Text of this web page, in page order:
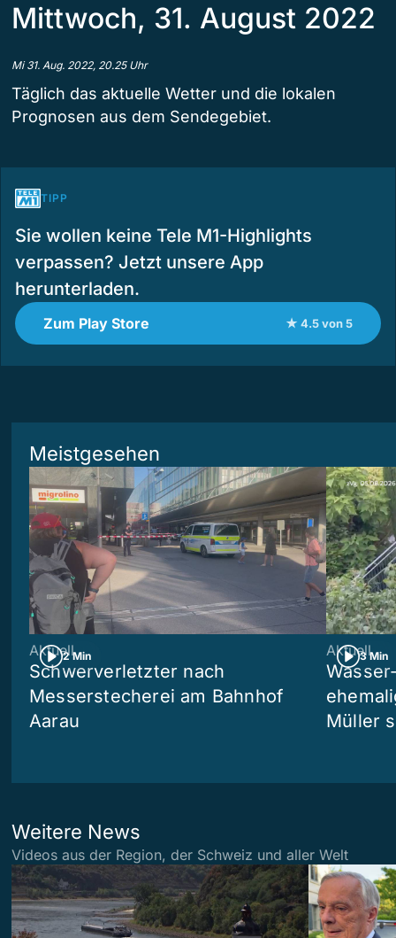
Mittwoch, 31. August 2022
Mi 31. Aug. 2022, 20.25 Uhr
Täglich das aktuelle Wetter und die lokalen
Prognosen aus dem Sendegebiet.
TIPP
Sie wollen keine Tele M1-Highlights
verpassen? Jetzt unsere App
herunterladen.
Zum Play Store ★ 4.5 von 5
Meistgesehen
2 Min
Aktuell
Schwerverletzter nach
Messerstecherei am Bahnhof
Aarau
3 Min
Aktuell
Müller
Weitere News
Videos aus der Region, der Schweiz und aller Welt